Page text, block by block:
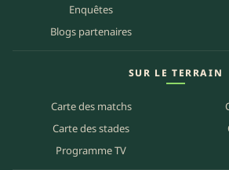
Enquêtes
Blogs partenaires
SUR LE TERRAIN
Carte des matchs
Carte des stades
Programme TV